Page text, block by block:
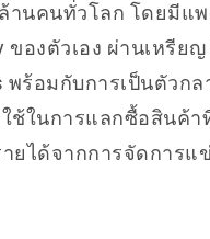
านคนทั่วโลก โดยมีแ
องตัวเอง ผ่านเหรียญ
ร้อมกับการเป็นตัวก
ช้ในการแลกซื้อสินค้า
ยได้จากการจัดการแ